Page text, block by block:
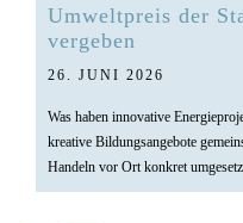
Umweltpreis der
vergeben
26. JUNI 2026
Was haben innovative
kreative Bildungsangebote
Handeln vor Ort konkret